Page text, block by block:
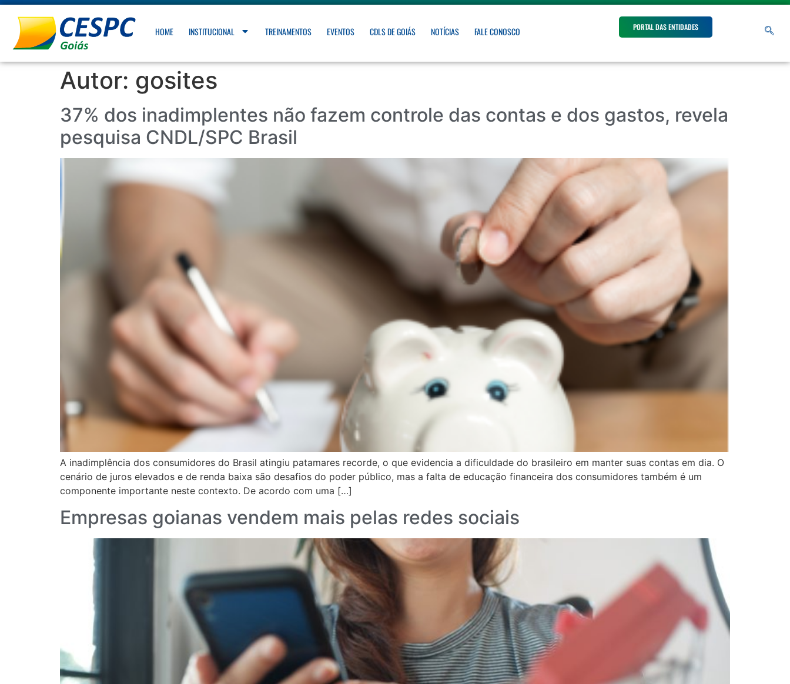
HOME INSTITUCIONAL TREINAMENTOS EVENTOS CDLS DE GOIÁS NOTÍCIAS FALE CONOSCO PORTAL DAS ENTIDADES
Autor: gosites
37% dos inadimplentes não fazem controle das contas e dos gastos, revela
pesquisa CNDL/SPC Brasil
A inadimplência dos consumidores do Brasil atingiu patamares recorde, o que evidencia a dificuldade do brasileiro em manter suas contas em dia. O
cenário de juros elevados e de renda baixa são desafios do poder público, mas a falta de educação financeira dos consumidores também é um
componente importante neste contexto. De acordo com uma […]
Empresas goianas vendem mais pelas redes sociais